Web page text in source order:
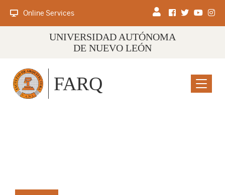
Online Services
UNIVERSIDAD AUTÓNOMA
DE NUEVO LEÓN
Menu
FARQ